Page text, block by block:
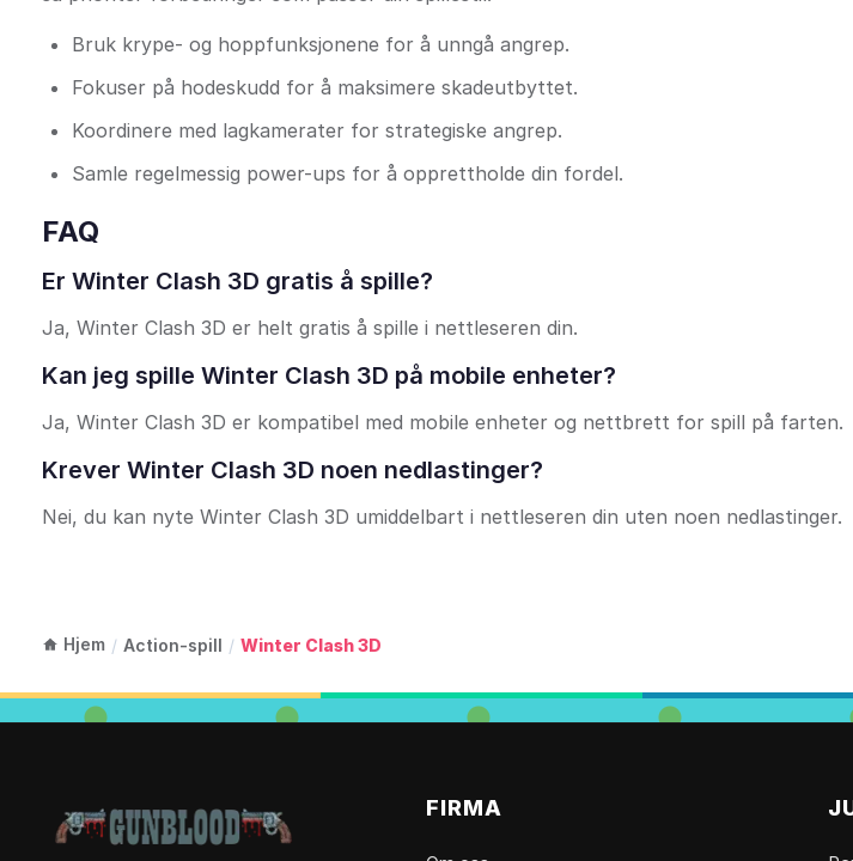
Bruk krype- og hoppfunksjonene for å unngå angrep.
Fokuser på hodeskudd for å maksimere skadeutbyttet.
Koordinere med lagkamerater for strategiske angrep.
Samle regelmessig power-ups for å opprettholde din fordel.
FAQ
Er Winter Clash 3D gratis å spille?
Ja, Winter Clash 3D er helt gratis å spille i nettleseren din.
Kan jeg spille Winter Clash 3D på mobile enheter?
Ja, Winter Clash 3D er kompatibel med mobile enheter og nettbrett for spill på farten.
Krever Winter Clash 3D noen nedlastinger?
Nei, du kan nyte Winter Clash 3D umiddelbart i nettleseren din uten noen nedlastinger.
Hjem / Action-spill / Winter Clash 3D
FIRMA